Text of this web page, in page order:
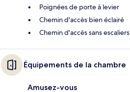
Poignées de porte à levier
Chemin d'accès bien éclairé
Chemin d'accès sans escaliers
Équipements de la chambre
Amusez-vous